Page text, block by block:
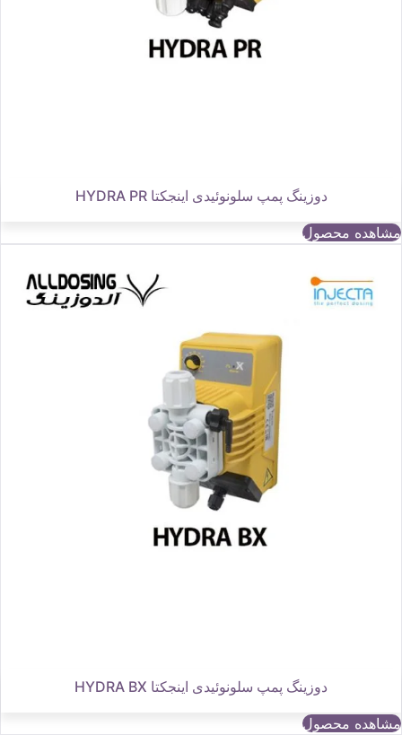
دوزینگ پمپ سلونوئیدی اینجکتا HYDRA PR
مشاهده محصول
دوزینگ پمپ سلونوئیدی اینجکتا HYDRA BX
مشاهده محصول